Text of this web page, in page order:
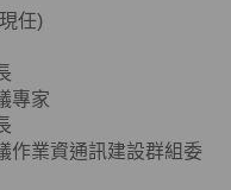
任)
專家
作業資通訊建設群組委